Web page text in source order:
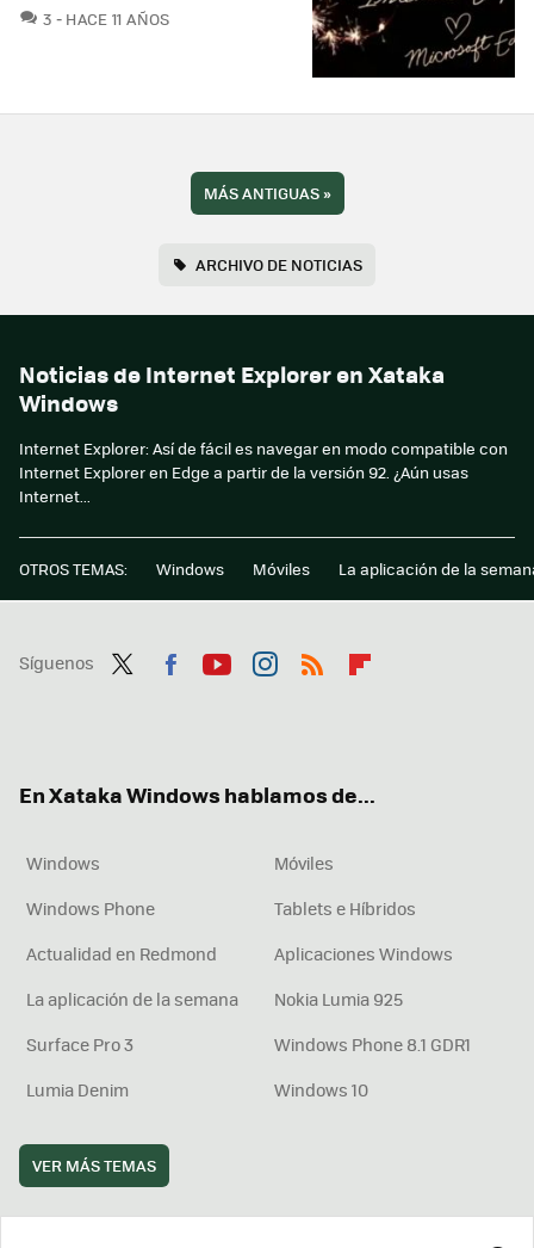
3 COMENTARIOS
HACE 11 AÑOS
MÁS ANTIGUAS»
ARCHIVO DE NOTICIAS
Noticias de Internet Explorer en Xataka
Windows
Internet Explorer: Así de fácil es navegar en modo compatible con
Internet Explorer en Edge a partir de la versión 92. ¿Aún usas
Internet...
OTROS TEMAS: Windows Móviles La aplicación de la
Síguenos
En Xataka Windows hablamos de...
Windows
Móviles
Windows Phone
Tablets e Híbridos
Actualidad en Redmond
Aplicaciones Windows
La aplicación de la semana
Nokia Lumia 925
Surface Pro 3
Windows Phone 8.1 GDR1
Lumia Denim
Windows 10
VER MÁS TEMAS